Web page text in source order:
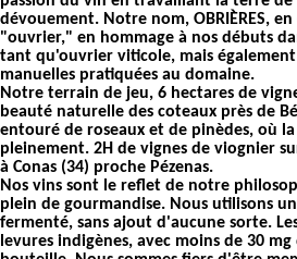
dévouement. Notre nom, OBRIÈRES,
"ouvrier," en hommage à nos débuts
tant qu'ouvrier viticole, mais
manuelles pratiquées au domaine.
Notre terrain de jeu, 6 hectares de
beauté naturelle des coteaux près de
entouré de roseaux et de pinèdes, où
pleinement. 2H de vignes de viognier
à Conas (34) proche Pézenas.
Nos vins sont le reflet de notre
plein de gourmandise. Nous utilisons
fermenté, sans ajout d'aucune sorte.
levures indigènes, avec moins de 30